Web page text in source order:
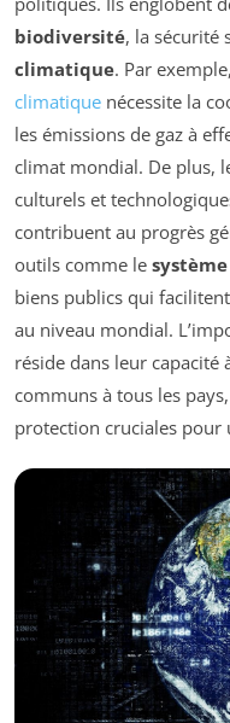
biodiversité, la sécurité
climatique. Par
climatique nécessite la
les émissions de gaz à
climat mondial. De plus,
culturels et
contribuent au progrès
outils comme le
biens publics qui
au niveau mondial.
réside dans leur capacité
communs à tous les
protection cruciales pour